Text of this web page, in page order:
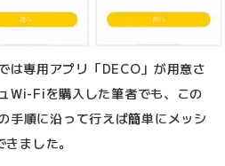
専用アプリ「DECO」が用意さ
Wi-Fiを購入した筆者でも、この
手順に沿って行えば簡単にメッシ
ました。